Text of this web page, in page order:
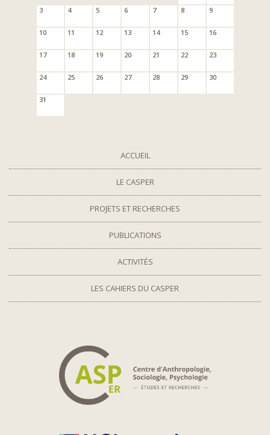
3 4 5 6 7 8 9
10 11 12 13 14 15 16
17 18 19 20 21 22 23
24 25 26 27 28 29 30
31
ACCUEIL
LE CASPER
PROJETS ET RECHERCHES
PUBLICATIONS
ACTIVITÉS
LES CAHIERS DU CASPER